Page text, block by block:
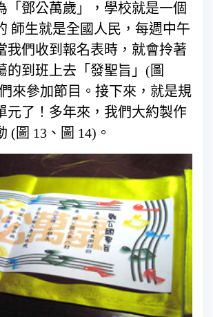
「鄧公萬歲」，學校就是一個
師生就是全國人民，每週中午
我們收到報名表時，就會拎著
的到班上去「發聖旨」(圖
來參加節目。接下來，就是規
元了！多年來，我們大約製作
(圖 13、圖 14)。